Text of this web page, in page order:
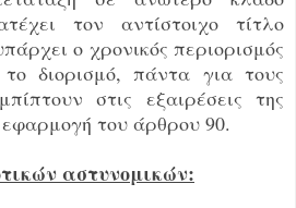
τον αντίστοιχο τίτλο
ο χρονικός περιορισμός
διορισμό, πάντα για τους
στις εξαιρέσεις της
εφαρμογή του άρθρου 90.
αστυνομικών: